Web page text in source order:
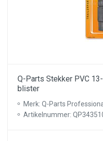
Q-Parts Stekker PVC
blister
Merk: Q-Parts
Artikelnummer: